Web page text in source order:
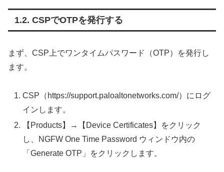
CSPでOTPを発行する
まず、CSP上でワンタイムパスワード（OTP）を発行し
ます。
CSP（https://support.paloaltonetworks.com/）にログ
インします。
【Products】→【Device Certificates】をクリック
し、NGFW One Time Password ウィンドウ内の
「Generate OTP」をクリックします。